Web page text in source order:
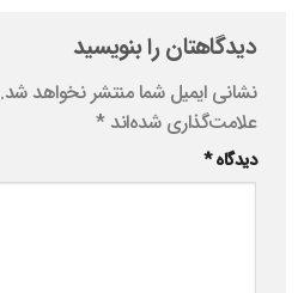
دیدگاهتان را بنویسید
نشانی ایمیل شما منتشر نخواهد شد.
علامت‌گذاری شده‌اند*
دیدگاه*